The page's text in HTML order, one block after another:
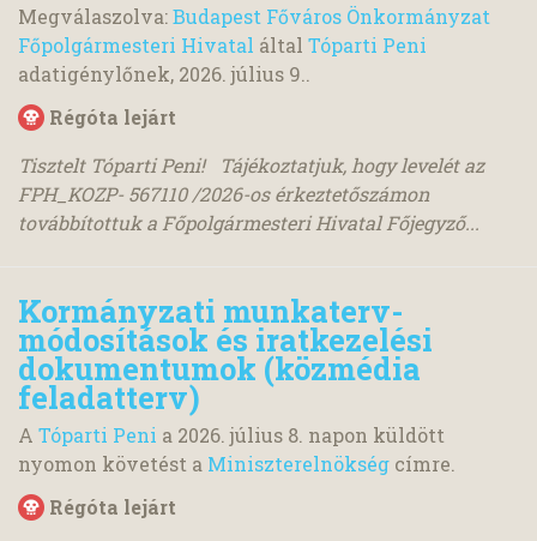
Megválaszolva:Budapest Főváros Önkormányzat
Főpolgármesteri Hivatal által Tóparti Peni
adatigénylőnek, 2026. július 9..
Régóta lejárt
Tisztelt Tóparti Peni! Tájékoztatjuk, hogy levelét az
FPH_KOZP- 567110 /2026-os érkeztetőszámon
továbbítottuk a Főpolgármesteri Hivatal Főjegyző...
Kormányzati munkaterv-
módosítások és iratkezelési
dokumentumok (közmédia
feladatterv)
A Tóparti Peni a 2026. július 8. napon küldött
nyomon követést a Miniszterelnökség címre.
Régóta lejárt